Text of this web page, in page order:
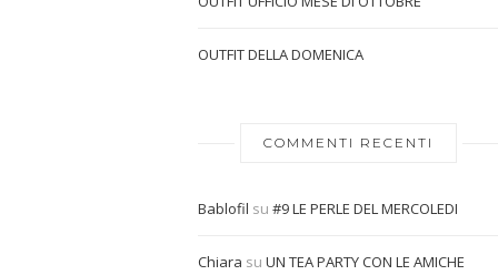
OUTFIT DELLA DOMENICA
COMMENTI RECENTI
Bablofil su #9 LE PERLE DEL MERCOLEDI
Chiara su UN TEA PARTY CON LE AMICHE